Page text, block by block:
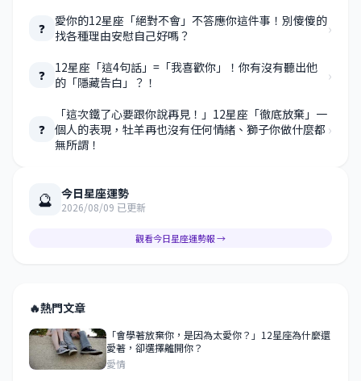
❓
愛你的12星座「絕對不會」不答應你這件事！別傻傻的
找各種理由安慰自己好嗎？
›
❓
12星座「這4句話」=「我喜歡你」！你有沒有聽出他
的「隱藏告白」？！
›
❓
「這次鐵了心要跟你說再見！」12星座「徹底放棄」一
個人的表現，牡羊再也沒有任何情緒、獅子你做什麼都
無所謂！
›
🔮 今日星座運勢
2026/08/09 已更新
觀看今日星座運勢報 →
🔥熱門文章
「會學著放棄你，是因為太愛你？」12星座為什麼還
愛著，卻選擇離開你？
愛情